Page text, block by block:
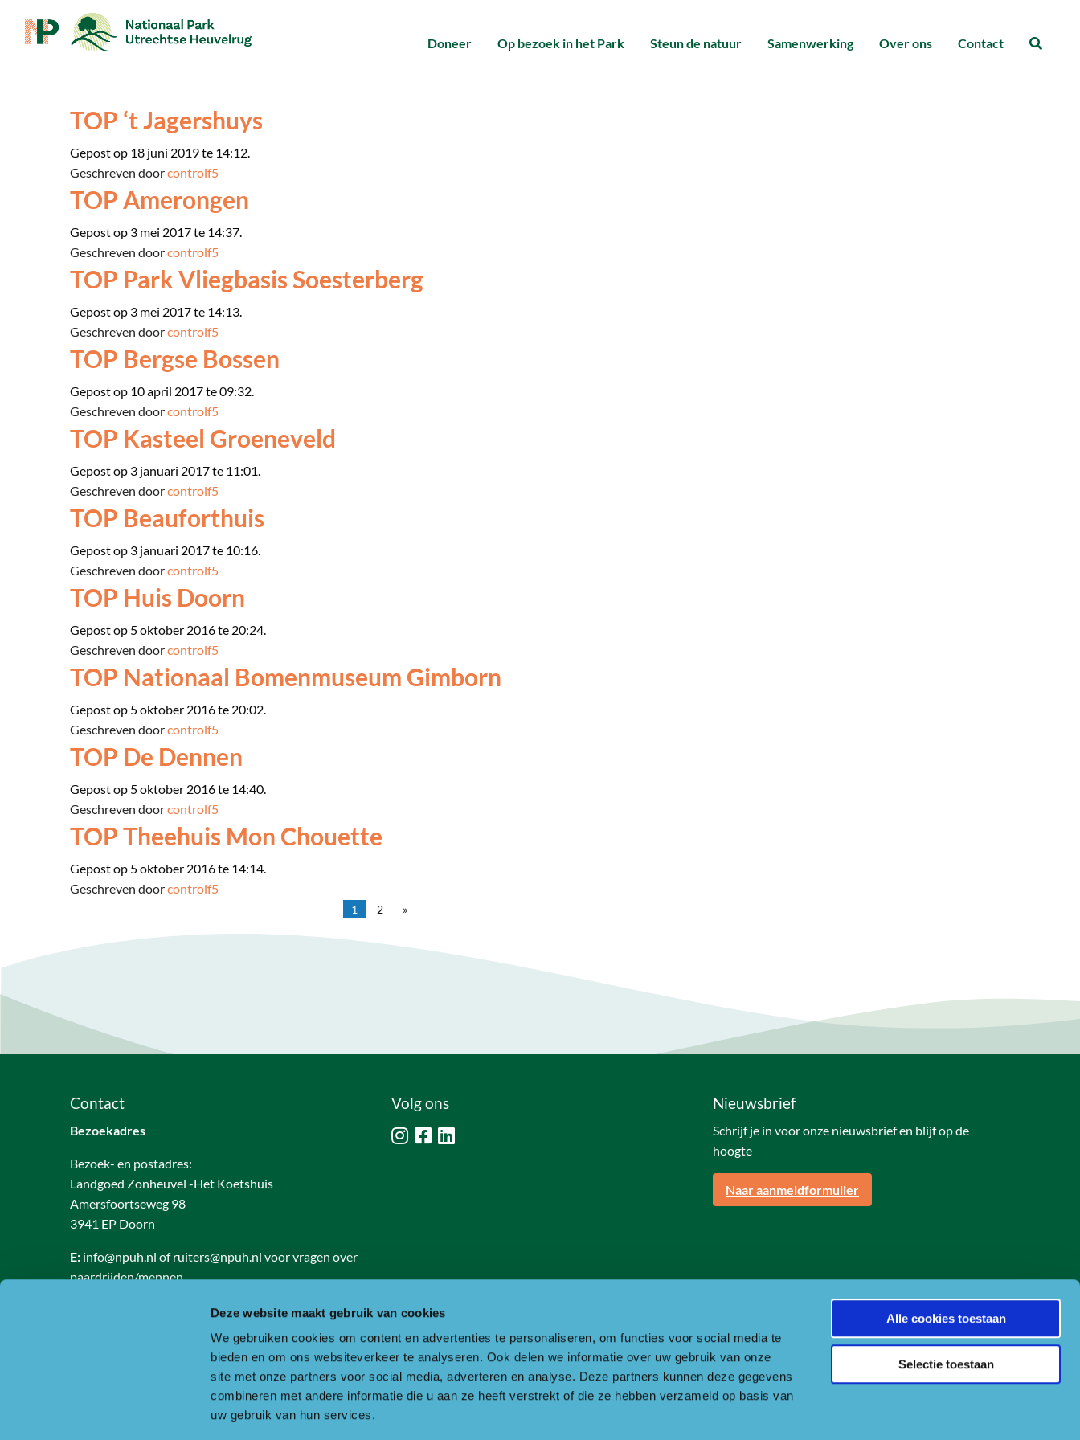
Deze website maakt gebruik van cookies
We gebruiken cookies om content en advertenties te personaliseren, om functies voor social media te
bieden en om ons websiteverkeer te analyseren. Ook delen we informatie over uw gebruik van onze
site met onze partners voor social media, adverteren en analyse. Deze partners kunnen deze gegevens
combineren met andere informatie die u aan ze heeft verstrekt of die ze hebben verzameld op basis van
uw gebruik van hun services.
Alle cookies toestaan
Selectie toestaan
Doneer Op bezoek in het Park Steun de natuur Samenwerking Over ons Contact
TOP ‘t Jagershuys
Gepost op 18 juni 2019 te 14:12.
Geschreven doorcontrolf5
TOP Amerongen
Gepost op 3 mei 2017 te 14:37.
Geschreven doorcontrolf5
TOP Park Vliegbasis Soesterberg
Gepost op 3 mei 2017 te 14:13.
Geschreven doorcontrolf5
TOP Bergse Bossen
Gepost op 10 april 2017 te 09:32.
Geschreven doorcontrolf5
TOP Kasteel Groeneveld
Gepost op 3 januari 2017 te 11:01.
Geschreven doorcontrolf5
TOP Beauforthuis
Gepost op 3 januari 2017 te 10:16.
Geschreven doorcontrolf5
TOP Huis Doorn
Gepost op 5 oktober 2016 te 20:24.
Geschreven doorcontrolf5
TOP Nationaal Bomenmuseum Gimborn
Gepost op 5 oktober 2016 te 20:02.
Geschreven doorcontrolf5
TOP De Dennen
Gepost op 5 oktober 2016 te 14:40.
Geschreven doorcontrolf5
TOP Theehuis Mon Chouette
Gepost op 5 oktober 2016 te 14:14.
Geschreven doorcontrolf5
1 2 »
Contact
Bezoekadres
Bezoek- en postadres:
Landgoed Zonheuvel -Het Koetshuis
Amersfoortseweg 98
3941 EP Doorn
E: info@npuh.nl of ruiters@npuh.nl voor vragen over
paardrijden/mennen
RSIN nummer: 818889986
BTW nummer: 8188 89 986 B01
Of ga naar de contactpagina.
Volg ons Nieuwsbrief
Schrijf je in voor onze nieuwsbrief en blijf op de
hoogte
Naar aanmeldformulier